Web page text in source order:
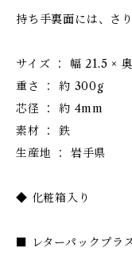
持ち手裏面には、さ
サイズ ： 幅 21.5 ×
重さ ： 約 300g
芯径 ： 約 4mm
素材 ： 鉄
生産地 ： 岩手県
◆ 化粧箱入り
■ レターパックプラ